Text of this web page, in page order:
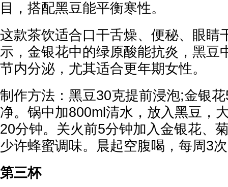
目，搭配黑豆能平衡寒性。
这款茶饮适合口干舌燥、便秘、眼睛
示，金银花中的绿原酸能抗炎，黑豆
节内分泌，尤其适合更年期女性。
制作方法：黑豆30克提前浸泡;金银
净。锅中加800ml清水，放入黑豆，
20分钟。关火前5分钟加入金银花、
少许蜂蜜调味。晨起空腹喝，每周3
第三杯